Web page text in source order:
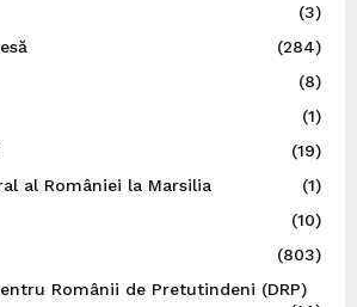
(3)
(284)
(8)
(1)
(19)
al României la Marsilia
(1)
(10)
(803)
Românii de Pretutindeni (DRP)